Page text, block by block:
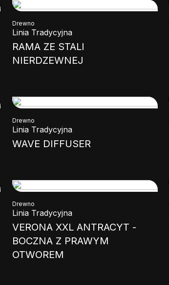
Drewno
Linia Tradycyjna
RAMA ZE STALI
NIERDZEWNEJ
Drewno
Linia Tradycyjna
WAVE DIFFUSER
Drewno
Linia Tradycyjna
VERONA XXL ANTRACYT -
BOCZNA Z PRAWYM
OTWOREM